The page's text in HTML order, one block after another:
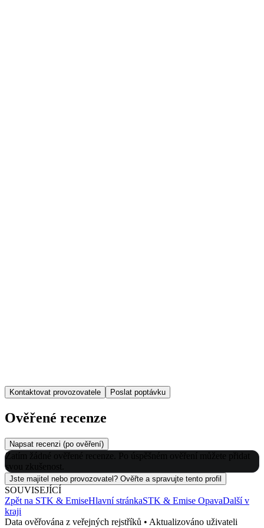
Kontaktovat provozovatele Poslat poptávku
Ověřené recenze
Napsat recenzi (po ověření)
Zatím žádné ověřené recenze. Po úspěšném ověření můžete přidat
svou zkušenost.
Jste majitel nebo provozovatel? Ověřte a spravujte tento profil
SOUVISEJÍCÍ
Zpět na STK & EmiseHlavní stránkaSTK & Emise OpavaDalší v
kraji
Data ověřována z veřejných rejstříků • Aktualizováno uživateli